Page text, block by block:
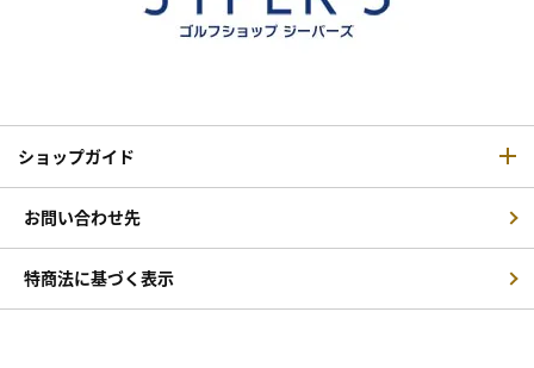
ショップガイド
お問い合わせ先
特商法に基づく表示